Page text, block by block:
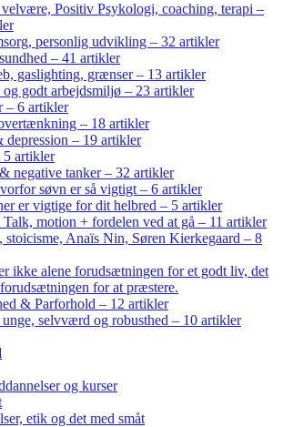
Positiv Psykologi, coaching, terapi –
personlig udvikling – 32 artikler
– 41 artikler
gaslighting, grænser – 13 artikler
og godt arbejdsmiljø – 23 artikler
– 6 artikler
– 18 artikler
depression – 19 artikler
5 artikler
negative tanker – 32 artikler
søvn er så vigtigt – 6 artikler
er vigtige for dit helbred – 5 artikler
motion + fordelen ved at gå – 11 artikler
stoicisme, Anaïs Nin, Søren Kierkegaard – 8
ikke alene forudsætningen for et godt liv, det
for at præstere.
& Parforhold – 12 artikler
selvværd og robusthed – 10 artikler
og kurser
etik og det med småt